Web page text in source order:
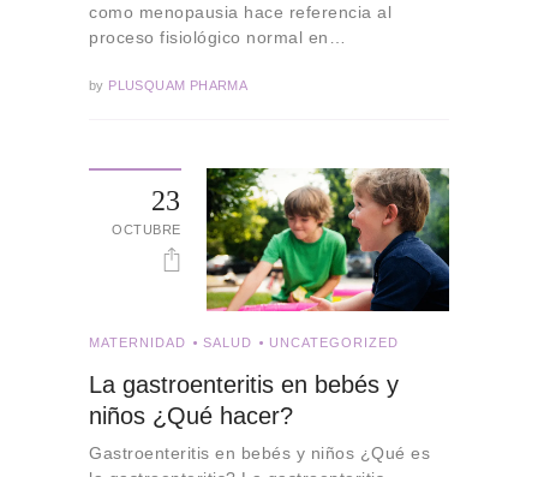
como menopausia hace referencia al
proceso fisiológico normal en…
by PLUSQUAM PHARMA
23
OCTUBRE
MATERNIDAD SALUD UNCATEGORIZED
La gastroenteritis en bebés y
niños ¿Qué hacer?
Gastroenteritis en bebés y niños ¿Qué es